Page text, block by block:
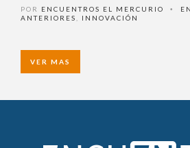
POR ENCUENTROS EL MERCURIO •
ANTERIORES
INNOVACIÓN
VER MAS